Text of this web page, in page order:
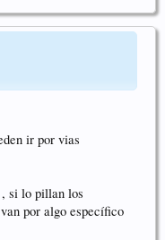
ir por vias
si lo pillan los
por algo específico